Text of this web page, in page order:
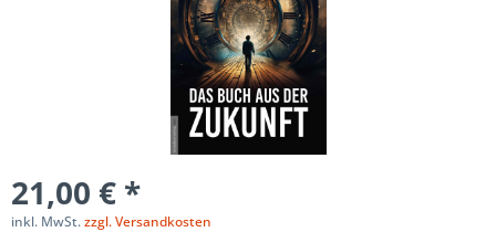
21,00 € *
inkl. MwSt.zzgl. Versandkosten